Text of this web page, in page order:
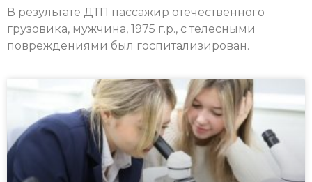
В результате ДТП пассажир отечественного
грузовика, мужчина, 1975 г.р., с телесными
повреждениями был госпитализирован.